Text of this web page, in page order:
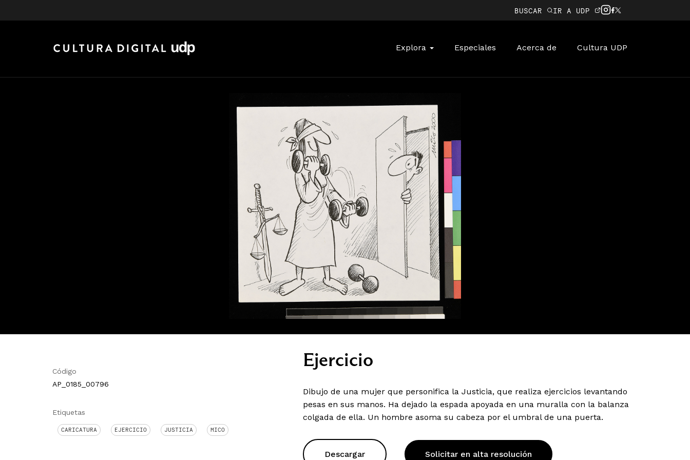
BUSCAR IR A UDP
Explora Especiales Acerca de Cultura UDP
Código
AP_0185_00796
Etiquetas
CARICATURA EJERCICIO JUSTICIA MICO
Ejercicio
Dibujo de una mujer que personifica la Justicia, que realiza ejercicios levantando
pesas en sus manos. Ha dejado la espada apoyada en una muralla con la balanza
colgada de ella. Un hombre asoma su cabeza por el umbral de una puerta.
Descargar Solicitar en alta resolución